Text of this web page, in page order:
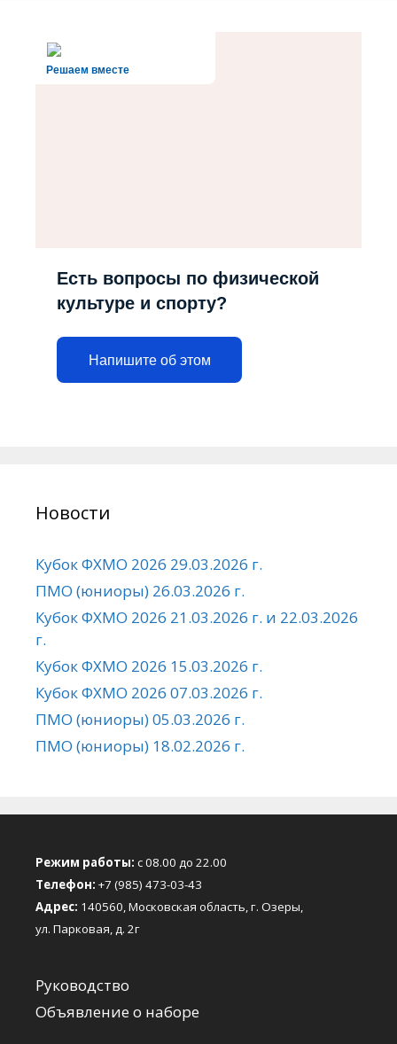
Решаем вместе
Есть вопросы по физической
культуре и спорту?
Напишите об этом
Новости
Кубок ФХМО 2026 29.03.2026 г.
ПМО (юниоры) 26.03.2026 г.
Кубок ФХМО 2026 21.03.2026 г. и 22.03.2026
г.
Кубок ФХМО 2026 15.03.2026 г.
Кубок ФХМО 2026 07.03.2026 г.
ПМО (юниоры) 05.03.2026 г.
ПМО (юниоры) 18.02.2026 г.
Режим работы: с 08.00 до 22.00
Телефон: +7 (985) 473-03-43
Адрес: 140560, Московская область, г. Озеры,
ул. Парковая, д. 2г
Руководство
Объявление о наборе